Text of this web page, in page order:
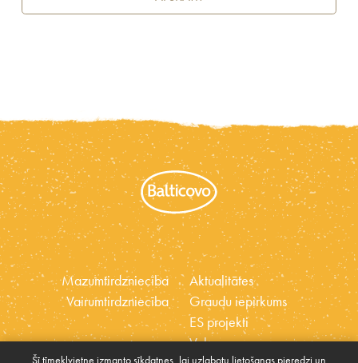
Mazumtirdzniecība
Vairumtirdzniecība
Aktualitātes
Graudu iepirkums
ES projekti
Vakances
Šī tīmekļvietne izmanto sīkdatnes, lai uzlabotu lietošanas pieredzi un